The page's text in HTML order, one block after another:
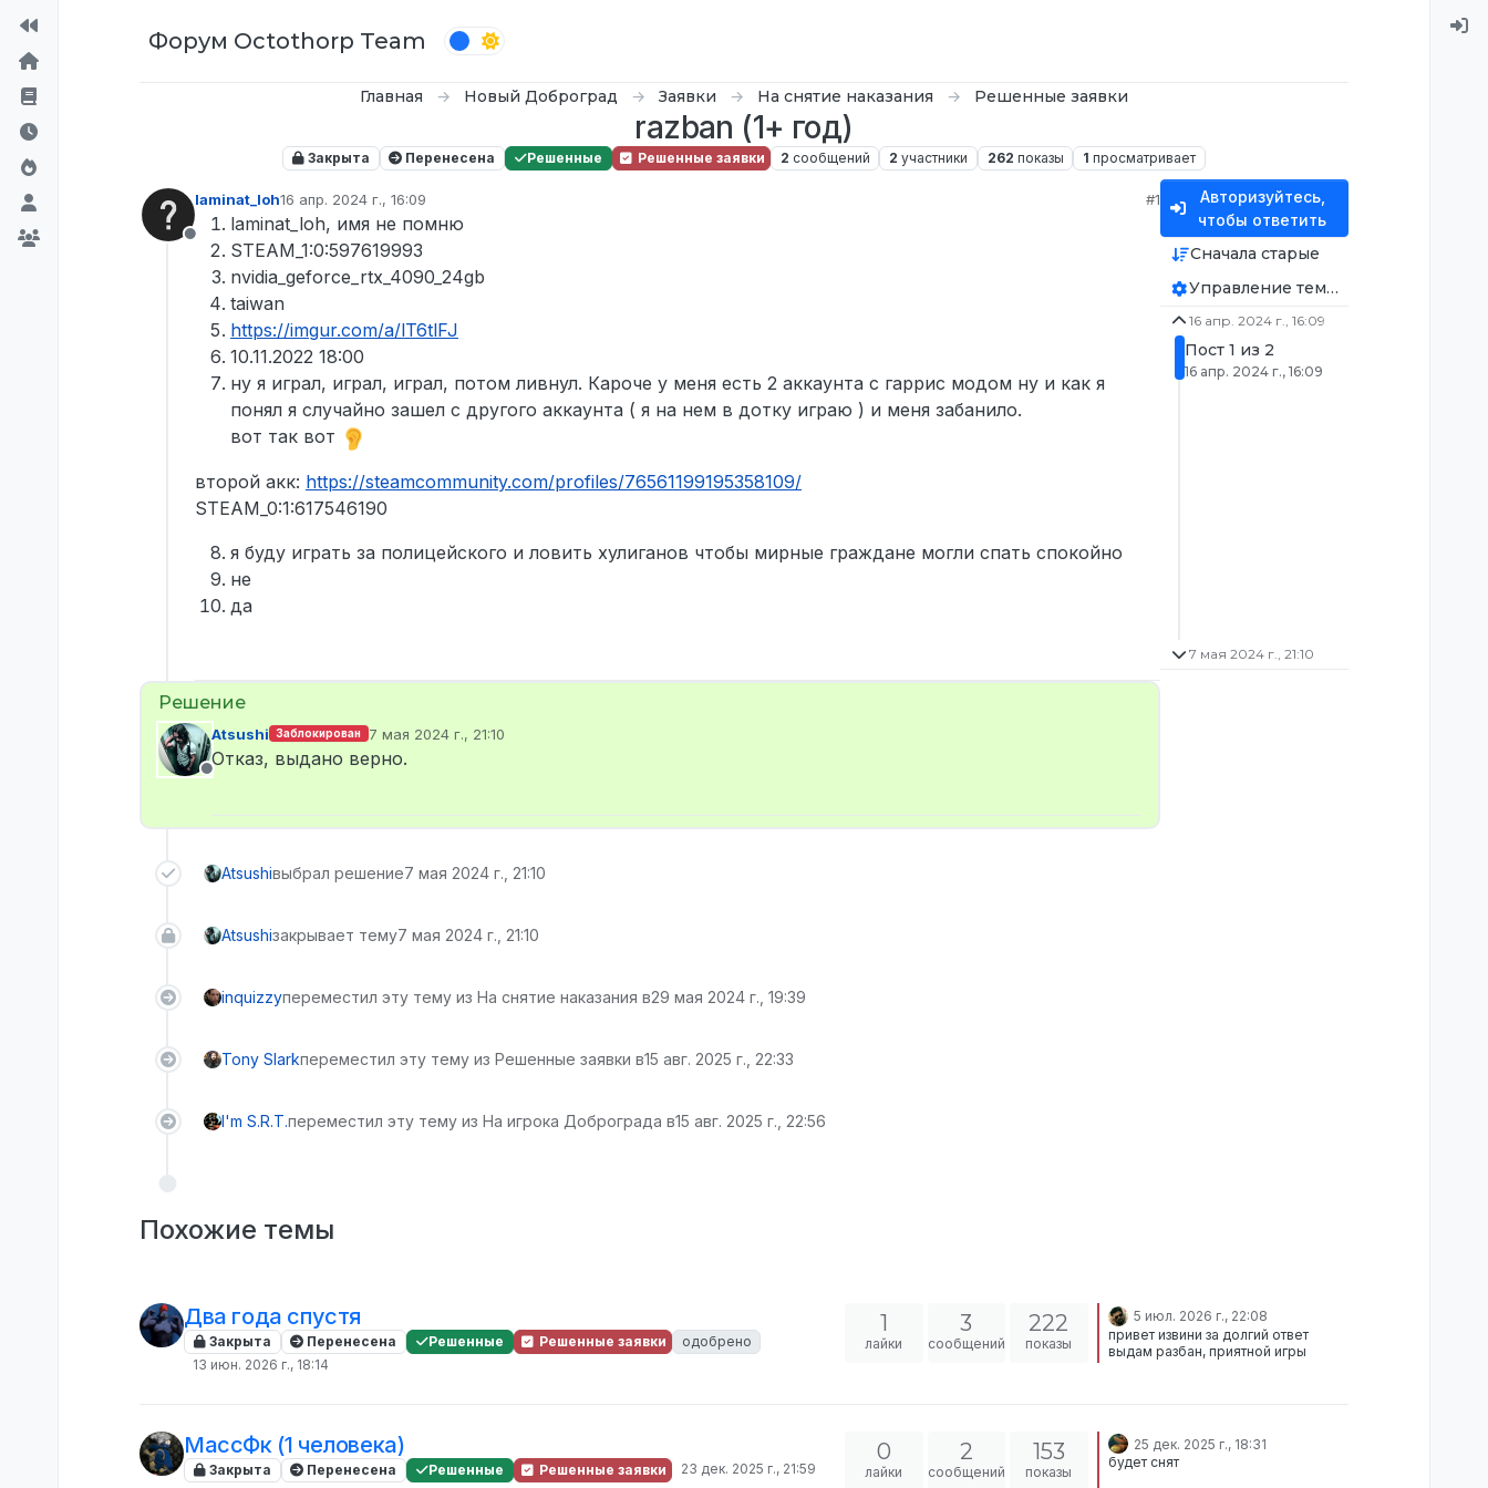
Форум Octothorp Team
Главная Новый Доброград Заявки На снятие наказания Решенные заявки
razban (1+ год)
Закрыта Перенесена Решенные Решенные заявки 2 сообщений 2 участники 262 показы 1 просматривает
Не в сети
laminat_loh16 апр. 2024 г., 16:09
отредактировано
#1
laminat_loh, имя не помню
STEAM_1:0:597619993
nvidia_geforce_rtx_4090_24gb
taiwan
https://imgur.com/a/lT6tlFJ
10.11.2022 18:00
ну я играл, играл, играл, потом ливнул. Кароче у меня есть 2 аккаунта с гаррис модом ну и как я
понял я случайно зашел с другого аккаунта ( я на нем в дотку играю ) и меня забанило.
вот так вот
второй акк: https://steamcommunity.com/profiles/76561199195358109/
STEAM_0:1:617546190
я буду играть за полицейского и ловить хулиганов чтобы мирные граждане могли спать спокойно
не
да
Не в сети
Atsushi Заблокирован 7 мая 2024 г., 21:10
отредактировано
Отказ, выдано верно.
Atsushiвыбрал решение7 мая 2024 г., 21:10
Atsushiзакрывает тему7 мая 2024 г., 21:10
inquizzyпереместил эту тему из На снятие наказания в29 мая 2024 г., 19:39
Tony Slarkпереместил эту тему из Решенные заявки в15 авг. 2025 г., 22:33
I'm S.R.T.переместил эту тему из На игрока Доброграда в15 авг. 2025 г., 22:56
Авторизуйтесь,
чтобы ответить
Сначала старые
Управление темой
16 апр. 2024 г., 16:09
Пост 1 из 2
16 апр. 2024 г., 16:09
7 мая 2024 г., 21:10
Похожие темы
Два года спустя
Закрыта Перенесена Решенные Решенные заявки
одобрено
13 июн. 2026 г., 18:14
1
лайки
3
сообщений
222
показы
5 июл. 2026 г., 22:08
привет извини за долгий ответ
выдам разбан, приятной игры
МассФк (1 человека)
Закрыта Перенесена Решенные Решенные заявки 23 дек. 2025 г., 21:59
0
лайки
2
сообщений
153
показы
25 дек. 2025 г., 18:31
будет снят